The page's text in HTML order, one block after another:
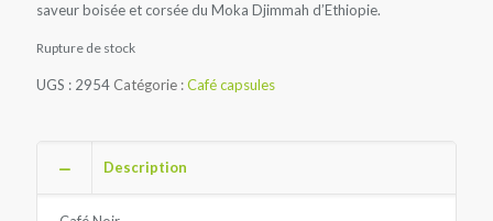
saveur boisée et corsée du Moka Djimmah d’Ethiopie.
Rupture de stock
UGS : 2954 Catégorie :Café capsules
Description